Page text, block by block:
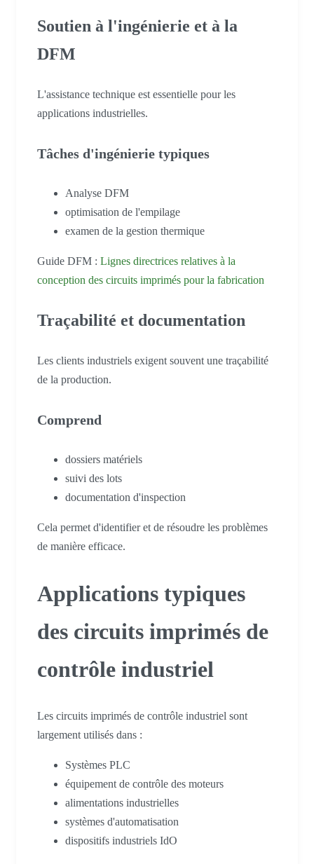
Soutien à l'ingénierie et à la
DFM
L'assistance technique est essentielle pour les
applications industrielles.
Tâches d'ingénierie typiques
Analyse DFM
optimisation de l'empilage
examen de la gestion thermique
Guide DFM : Lignes directrices relatives à la
conception des circuits imprimés pour la fabrication
Traçabilité et documentation
Les clients industriels exigent souvent une traçabilité
de la production.
Comprend
dossiers matériels
suivi des lots
documentation d'inspection
Cela permet d'identifier et de résoudre les problèmes
de manière efficace.
Applications typiques
des circuits imprimés de
contrôle industriel
Les circuits imprimés de contrôle industriel sont
largement utilisés dans :
Systèmes PLC
équipement de contrôle des moteurs
alimentations industrielles
systèmes d'automatisation
dispositifs industriels IdO